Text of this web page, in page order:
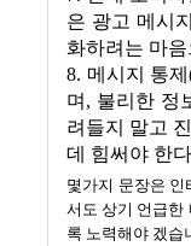
은 광고 메시
화하려는 마
8. 메시지 통
며, 불리한 정
려들지 말고
데 힘써야 한
몇가지 문장은 인
서도 상기 언급한
록 노력해야 겠습